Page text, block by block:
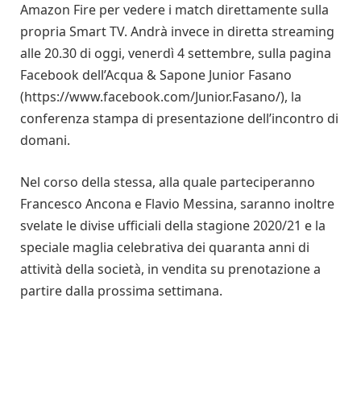
Amazon Fire per vedere i match direttamente sulla
propria Smart TV. Andrà invece in diretta streaming
alle 20.30 di oggi, venerdì 4 settembre, sulla pagina
Facebook dell’Acqua & Sapone Junior Fasano
(https://www.facebook.com/Junior.Fasano/), la
conferenza stampa di presentazione dell’incontro di
domani.
Nel corso della stessa, alla quale parteciperanno
Francesco Ancona e Flavio Messina, saranno inoltre
svelate le divise ufficiali della stagione 2020/21 e la
speciale maglia celebrativa dei quaranta anni di
attività della società, in vendita su prenotazione a
partire dalla prossima settimana.